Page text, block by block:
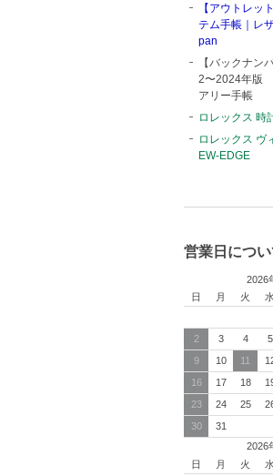
【アウトレッ
テム手帳｜レ
pan
【バックナン
2〜2024年版
アリー手帳
ロレックス 時
ロレックス ヴ
EW-EDGE
営業日につ
2026
日
月 火 水
2
3 4 5
9
10 11
16
17 18
23
24 25
30
31
2026
日
月 火 水